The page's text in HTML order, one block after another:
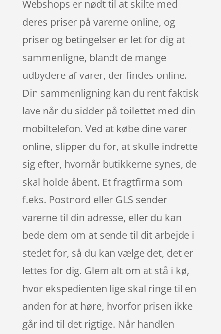
Webshops er nødt til at skilte med
deres priser på varerne online, og
priser og betingelser er let for dig at
sammenligne, blandt de mange
udbydere af varer, der findes online.
Din sammenligning kan du rent faktisk
lave når du sidder på toilettet med din
mobiltelefon. Ved at købe dine varer
online, slipper du for, at skulle indrette
sig efter, hvornår butikkerne synes, de
skal holde åbent. Et fragtfirma som
f.eks. Postnord eller GLS sender
varerne til din adresse, eller du kan
bede dem om at sende til dit arbejde i
stedet for, så du kan vælge det, det er
lettes for dig. Glem alt om at stå i kø,
hvor ekspedienten lige skal ringe til en
anden for at høre, hvorfor prisen ikke
går ind til det rigtige. Når handlen